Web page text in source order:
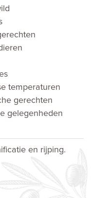
temperaturen
gerechten
gelegenheden
en rijping.